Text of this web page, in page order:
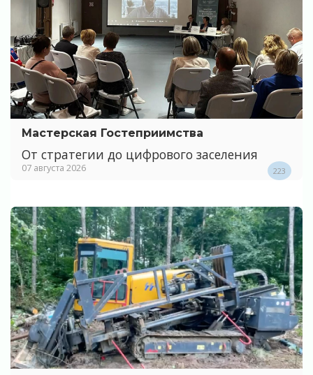
Мастерская Гостеприимства
От стратегии до цифрового заселения
07 августа 2026 223